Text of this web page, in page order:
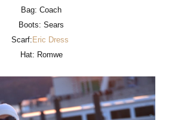
Bag: Coach
Boots: Sears
Scarf:Eric Dress
Hat: Romwe